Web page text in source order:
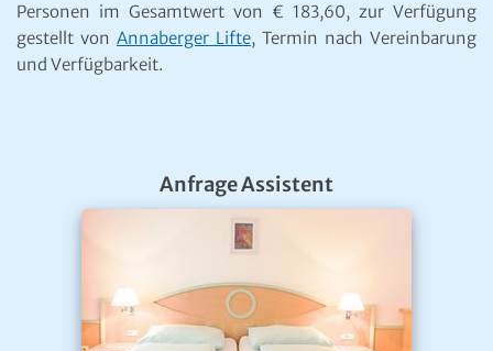
Personen im Gesamtwert von € 183,60, zur Verfügung
gestellt von Annaberger Lifte, Termin nach Vereinbarung
und Verfügbarkeit.
Anfrage Assistent